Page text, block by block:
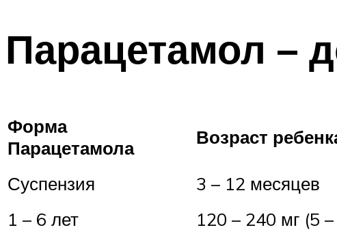
Парацетамол –
Форма
Парацетамола
Возраст
Суспензия 3 – 12 месяцев
1 – 6 лет
120 – 240 мг (5